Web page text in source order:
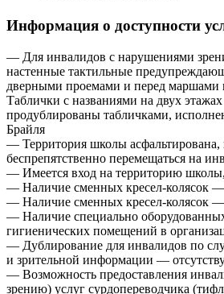
Информация о доступности
— Для инвалидов с нарушениями
настенные тактильные
дверными проемами и перед маршами
Таблички с названиями на двух
продублированы табличками,
Брайля
— Территория школы
беспрепятственно перемещаться на
— Имеется вход на территорию
— Наличие сменных кресел-колясок —
— Наличие сменных кресел-колясок —
— Наличие специально
гигиенических помещений в
— Дублирование для инвалидов по
и зрительной информации —
— Возможность предоставления
зрению) услуг сурдопереводчика